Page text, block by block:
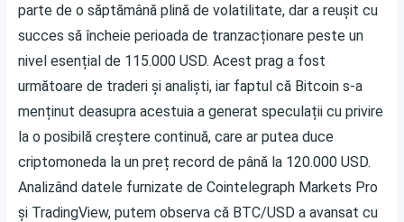
parte de o săptămână plină de volatilitate, dar a reușit cu
succes să încheie perioada de tranzacționare peste un
nivel esențial de 115.000 USD. Acest prag a fost
următoare de traderi și analiști, iar faptul că Bitcoin s-a
menținut deasupra acestuia a generat speculații cu privire
la o posibilă creștere continuă, care ar putea duce
criptomoneda la un preț record de până la 120.000 USD.
Analizând datele furnizate de Cointelegraph Markets Pro
și TradingView, putem observa că BTC/USD a avansat cu